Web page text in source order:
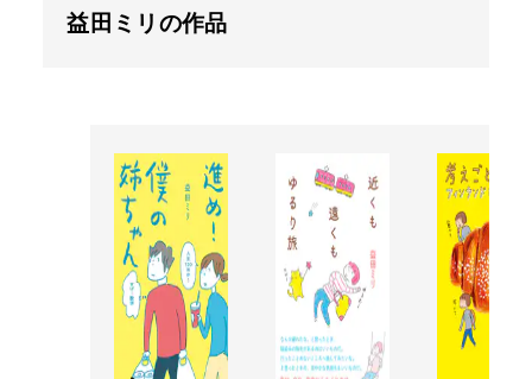
益田ミリの作品